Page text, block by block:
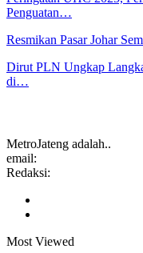
Penguatan…
Resmikan Pasar Johar
Dirut PLN Ungkap
di…
MetroJateng adalah..
email:
Redaksi:
Most Viewed